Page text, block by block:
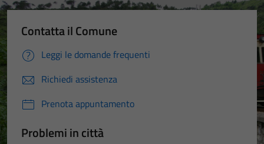
Contatta il Comune
Leggi le domande frequenti
Richiedi assistenza
Prenota appuntamento
Problemi in città